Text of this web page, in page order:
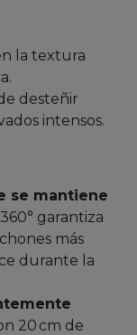
la textura
desteñir
intensos.
se mantiene
garantiza
más
durante la
20 cm de